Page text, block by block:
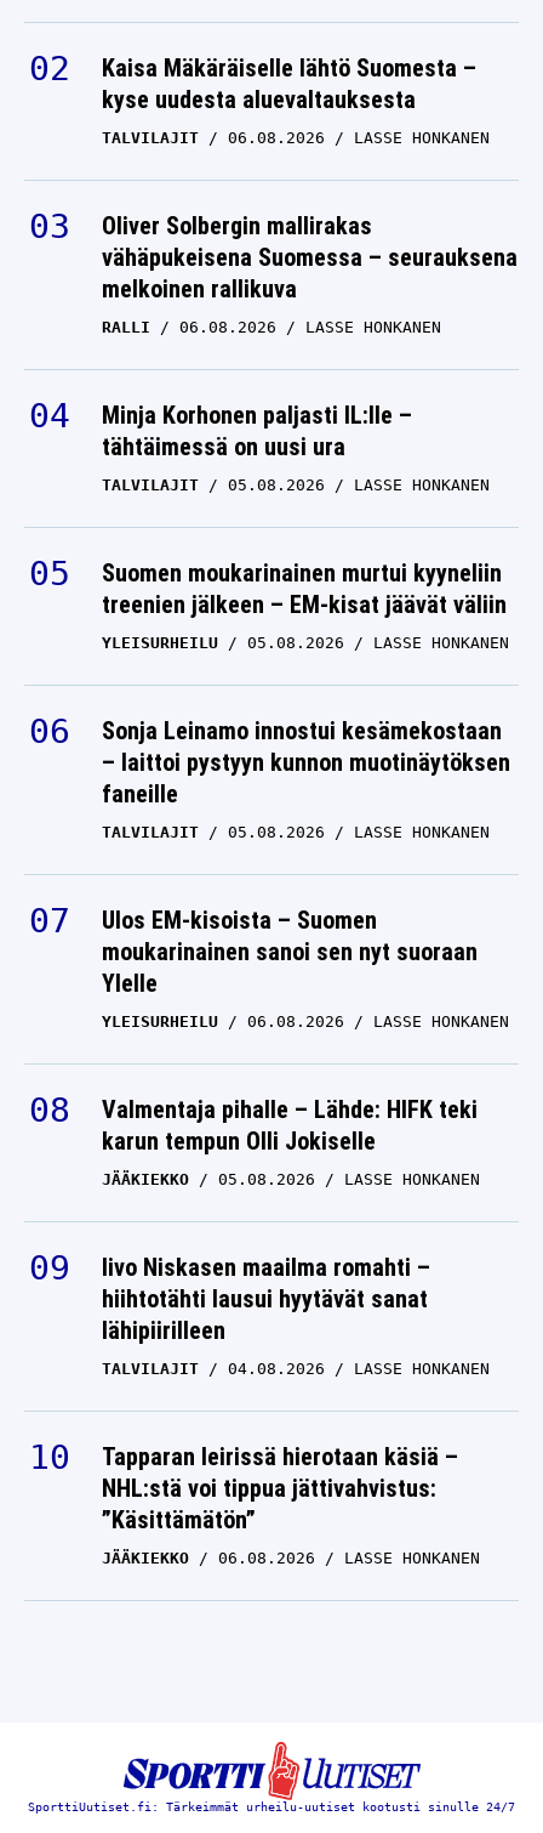
Kaisa Mäkäräiselle lähtö Suomesta –
kyse uudesta aluevaltauksesta
TALVILAJIT 06.08.2026 LASSE HONKANEN
Oliver Solbergin mallirakas
vähäpukeisena Suomessa – seurauksena
melkoinen rallikuva
RALLI 06.08.2026 LASSE HONKANEN
Minja Korhonen paljasti IL:lle –
tähtäimessä on uusi ura
TALVILAJIT 05.08.2026 LASSE HONKANEN
Suomen moukarinainen murtui kyyneliin
treenien jälkeen – EM-kisat jäävät väliin
YLEISURHEILU 05.08.2026 LASSE HONKANEN
Sonja Leinamo innostui kesämekostaan
– laittoi pystyyn kunnon muotinäytöksen
faneille
TALVILAJIT 05.08.2026 LASSE HONKANEN
Ulos EM-kisoista – Suomen
moukarinainen sanoi sen nyt suoraan
Ylelle
YLEISURHEILU 06.08.2026 LASSE HONKANEN
Valmentaja pihalle – Lähde: HIFK teki
karun tempun Olli Jokiselle
JÄÄKIEKKO 05.08.2026 LASSE HONKANEN
Iivo Niskasen maailma romahti –
hiihtotähti lausui hyytävät sanat
lähipiirilleen
TALVILAJIT 04.08.2026 LASSE HONKANEN
Tapparan leirissä hierotaan käsiä –
NHL:stä voi tippua jättivahvistus:
”Käsittämätön”
JÄÄKIEKKO 06.08.2026 LASSE HONKANEN
SporttiUutiset.fi: Tärkeimmät urheilu-uutiset kootusti sinulle 24/7